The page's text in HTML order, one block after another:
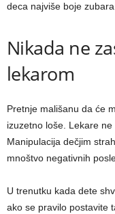
deca najviše boje
Nikada ne
lekarom
Pretnje mališanu da će
izuzetno loše. Lekare
Manipulacija dečjim
mnoštvo negativnih
U trenutku kada dete
ako se pravilo postavite